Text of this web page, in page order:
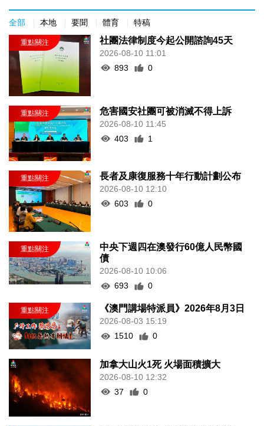
全部 本地 要聞 體育 特稿
社團法律制度今起公開諮詢45天
2026-08-10 11:01
893
0
危害國安社團可被消滅不得上訴
2026-08-10 11:45
403
1
長者及康復服務十年行動計劃公布
2026-08-10 12:10
603
0
中央下週四在澳發行60億人民幣國
債
2026-08-10 10:06
693
0
《澳門講場特派員》2026年8月3日
2026-08-03 15:19
1510
0
加拿大山火1死 火場面積擴大
2026-08-10 12:32
37
0